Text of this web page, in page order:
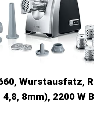
Wurstausfatz,
8mm), 2200 W